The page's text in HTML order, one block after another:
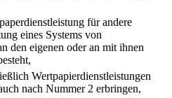
für andere
eines Systems von
den eigenen oder an mit ihnen
Wertpapierdienstleistungen
nach Nummer 2 erbringen,